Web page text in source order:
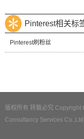
Pinterest相关标
Pinterest刷粉丝
版权所有 转载必究
Consultancy Services Co.,Ltd